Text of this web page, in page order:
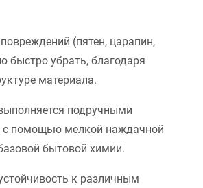
(пятен, царапин,
быстро убрать, благодаря
материала.
подручными
с помощью мелкой наждачной
бытовой химии.
к различным